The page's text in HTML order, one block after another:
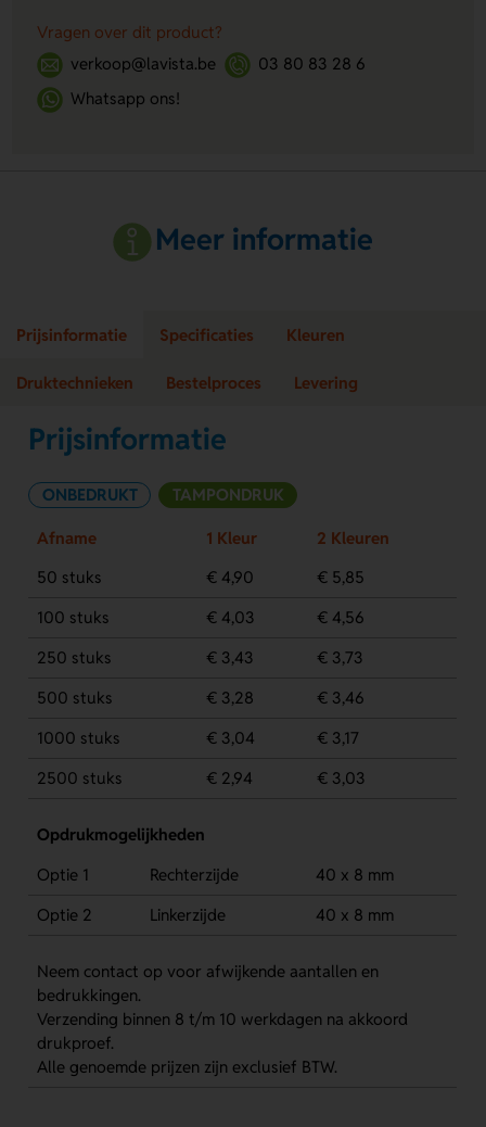
Vragen over dit product?
verkoop@lavista.be
03 80 83 28 6
Whatsapp ons!
Meer informatie
Prijsinformatie Specificaties Kleuren
Druktechnieken Bestelproces Levering
Prijsinformatie
ONBEDRUKT TAMPONDRUK
Afname 1 Kleur
2 Kleuren
50 stuks
€ 4,90
€ 5,85
100 stuks
€ 4,03
€ 4,56
250 stuks
€ 3,43
€ 3,73
500 stuks
€ 3,28
€ 3,46
1000 stuks
€ 3,04
€ 3,17
2500 stuks
€ 2,94 € 3,03
Opdrukmogelijkheden
Optie 1
Rechterzijde
40 x 8 mm
Optie 2
Linkerzijde 40 x 8 mm
Neem contact op voor afwijkende aantallen en
bedrukkingen.
Verzending binnen 8 t/m 10 werkdagen na akkoord
drukproef.
Alle genoemde prijzen zijn exclusief BTW.